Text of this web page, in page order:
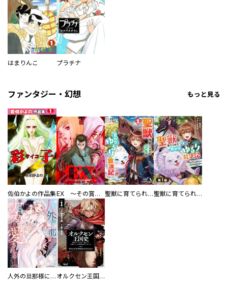
はまりんこ プラチナ
ファンタジー・幻想 もっと見る
佐伯かよの作品集 EX ～その賞金稼ぎは、世界の出口を探す～【単行本版】 聖獣に育てられた少年の異世界ゆるり放浪記～神様からもらったチート魔法で、仲間たちとスローライフを満喫中～ 聖獣に育てられた少年の異世界ゆるり放浪記～神様からもらったチート魔法で、仲間たちとスローライフを満喫中～【分冊版】
人外の旦那様に娶られ毎晩ナカまで愛される…。アンソロジー オルクセン王国史